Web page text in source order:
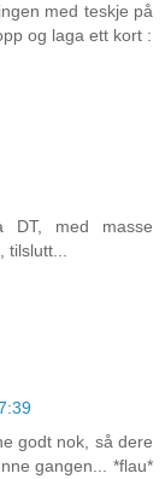
med teskje på
og laga ett kort :
DT, med masse
godt nok, så dere
gangen... *flau*